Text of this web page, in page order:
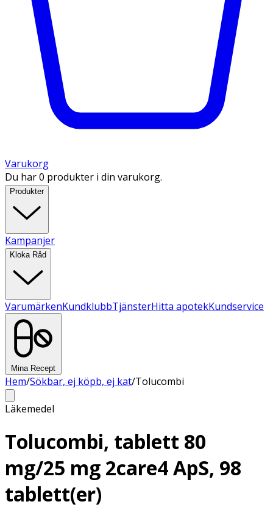
Varukorg
Du har 0 produkter i din varukorg.
Produkter
Kampanjer
Kloka Råd
VarumärkenKundklubbTjänsterHitta apotekKundservice
Mina Recept
Hem/Sökbar, ej köpb, ej kat/Tolucombi
Läkemedel
Tolucombi, tablett 80
mg/25 mg 2care4 ApS, 98
tablett(er)